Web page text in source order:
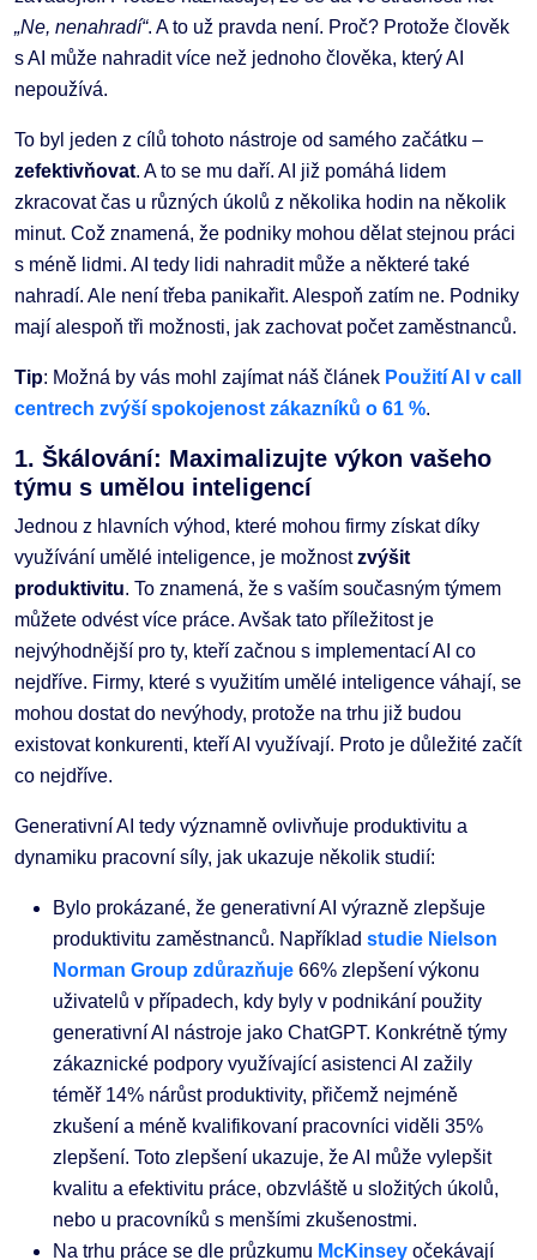
„Ne, nenahradí“. A to už pravda není. Proč? Protože člověk
s AI může nahradit více než jednoho člověka, který AI
nepoužívá.
To byl jeden z cílů tohoto nástroje od samého začátku –
zefektivňovat. A to se mu daří. AI již pomáhá lidem
zkracovat čas u různých úkolů z několika hodin na několik
minut. Což znamená, že podniky mohou dělat stejnou práci
s méně lidmi. AI tedy lidi nahradit může a některé také
nahradí. Ale není třeba panikařit. Alespoň zatím ne. Podniky
mají alespoň tři možnosti, jak zachovat počet zaměstnanců.
Tip: Možná by vás mohl zajímat náš článek Použití AI v call
centrech zvýší spokojenost zákazníků o 61 %.
1. Škálování: Maximalizujte výkon vašeho
týmu s umělou inteligencí
Jednou z hlavních výhod, které mohou firmy získat díky
využívání umělé inteligence, je možnostzvýšit
produktivitu. To znamená, že s vaším současným týmem
můžete odvést více práce. Avšak tato příležitost je
nejvýhodnější pro ty, kteří začnou s implementací AI co
nejdříve. Firmy, které s využitím umělé inteligence váhají, se
mohou dostat do nevýhody, protože na trhu již budou
existovat konkurenti, kteří AI využívají. Proto je důležité začít
co nejdříve.
Generativní AI tedy významně ovlivňuje produktivitu a
dynamiku pracovní síly, jak ukazuje několik studií:
Bylo prokázané, že generativní AI výrazně zlepšuje
produktivitu zaměstnanců. Například studie Nielson
Norman Group zdůrazňuje 66% zlepšení výkonu
uživatelů v případech, kdy byly v podnikání použity
generativní AI nástroje jako ChatGPT. Konkrétně týmy
zákaznické podpory využívající asistenci AI zažily
téměř 14% nárůst produktivity, přičemž nejméně
zkušení a méně kvalifikovaní pracovníci viděli 35%
zlepšení. Toto zlepšení ukazuje, že AI může vylepšit
kvalitu a efektivitu práce, obzvláště u složitých úkolů,
nebo u pracovníků s menšími zkušenostmi.
Na trhu práce se dle průzkumu McKinsey očekávají